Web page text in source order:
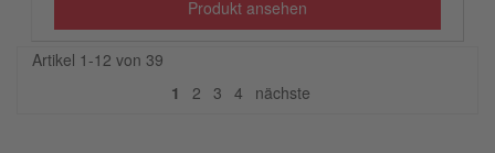
Produkt ansehen
Artikel 1-12 von 39
1
2 3 4 nächstenächste